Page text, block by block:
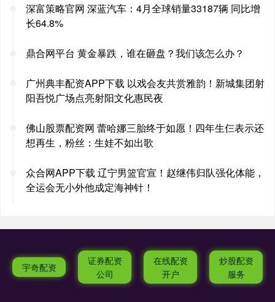
深富策略官网 深蓝汽车：4月全球销量33187辆 同比增
长64.8%
鼎合网平台 黄金暴跌，谁在砸盘？我们该怎么办？
广州典丰配资APP下载 以戏会友共赏雅韵！新城集团射
阳吾悦广场点亮射阳文化惠民夜
佛山股票配资网 蕾哈娜三胎终于如愿！四年生仨表示还
想再生，粉丝：生娃不如出歌
众合网APP下载 辽宁男篮官宣！赵继伟归队强化体能，
全运会无小外他成定海神针！
宇奇配资
证券配资
公司
在线配资
开户
炒股配资
服务